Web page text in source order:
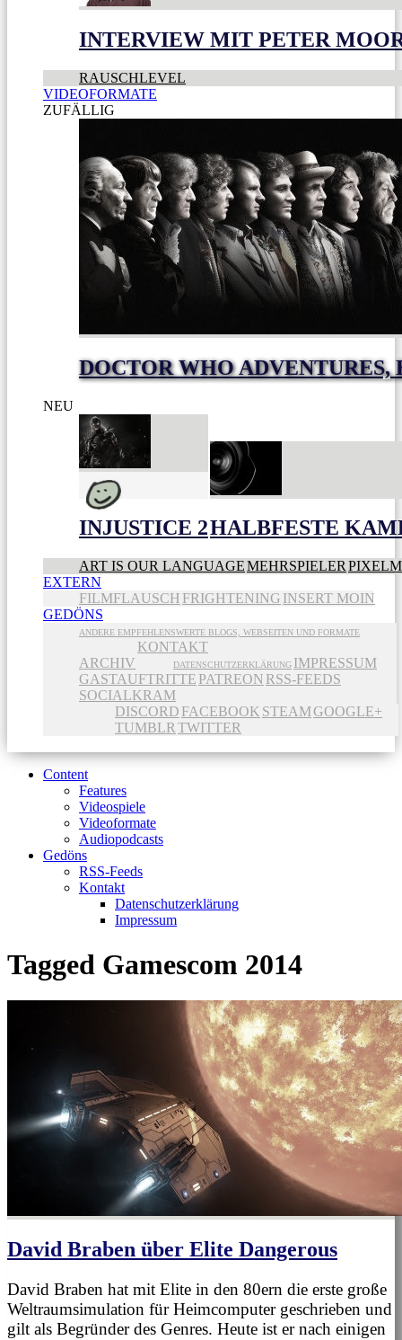
INTERVIEW MIT PETER
RAUSCHLEVEL
VIDEOFORMATE
ZUFÄLLIG
DOCTOR WHO
NEU
INJUSTICE 2HALBFESTE
ART IS OUR LANGUAGEMEHRSPIELER
EXTERN
FILMFLAUSCH FRIGHTENING INSERT MOIN
GEDÖNS
ANDERE EMPFEHLENSWERTE BLOGS, WEBSEITEN UND FORMATE
ARCHIV
KONTAKT
DATENSCHUTZERKLÄRUNG IMPRESSUM
GASTAUFTRITTE PATREON RSS-FEEDS
SOCIALKRAM
DISCORD FACEBOOK STEAMGOOGLE+
TUMBLR TWITTER
Content
Features
Videospiele
Videoformate
Audiopodcasts
Gedöns
RSS-Feeds
Kontakt
Datenschutzerklärung
Impressum
Tagged Gamescom 2014
David Braben über Elite Dangerous
David Braben hat mit Elite in den 80ern die erste große
Weltraumsimulation für Heimcomputer geschrieben und
gilt als Begründer des Genres. Heute ist er nach einigen